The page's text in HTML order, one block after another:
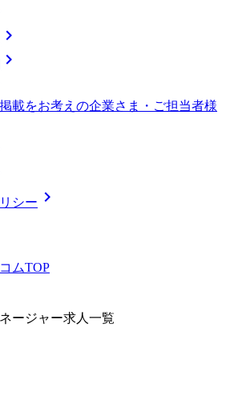


載をお考えの企業さま・ご担当者様
シー 
ムTOP
ージャー求人一覧